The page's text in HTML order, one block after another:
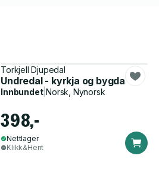
Torkjell Djupedal
Undredal - kyrkja og bygda
Innbundet|Norsk, Nynorsk
398,-
Nettlager
Klikk&Hent